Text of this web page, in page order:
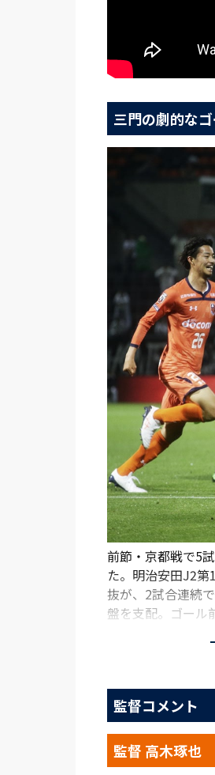
三門の劇的な
前節・京都戦で5
た。明治安田J2
抜が、2試合連続
盤を支配。ゴール
雨のNACK5スタ
ローチが功を奏し
先制点は、まさに
うとしたボール
は相手GKにはじ
監督コメント
監督 高木琢也